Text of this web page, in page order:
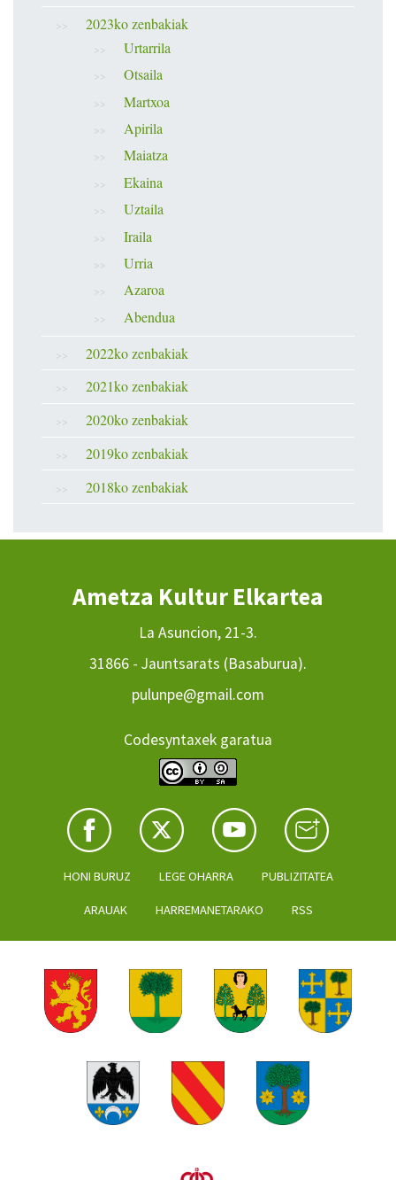
2023ko zenbakiak
Urtarrila
Otsaila
Martxoa
Apirila
Maiatza
Ekaina
Uztaila
Iraila
Urria
Azaroa
Abendua
2022ko zenbakiak
2021ko zenbakiak
2020ko zenbakiak
2019ko zenbakiak
2018ko zenbakiak
Ametza Kultur Elkartea
La Asuncion, 21-3.
31866 - Jauntsarats (Basaburua).
pulunpe@gmail.com
Codesyntaxek garatua
HONI BURUZ LEGE OHARRA PUBLIZITATEA
ARAUAK HARREMANETARAKO RSS